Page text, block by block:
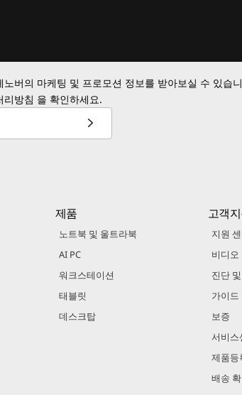
노버의 마케팅 및 프로모션 정보를 받아보실 수 있습
리방침 을 확인하세요.
제품
노트북 및 울트라북
AI PC
워크스테이션
태블릿
데스크탑
고객
지원
비디오
진단
가이드
보증
서비스
제품등
배송